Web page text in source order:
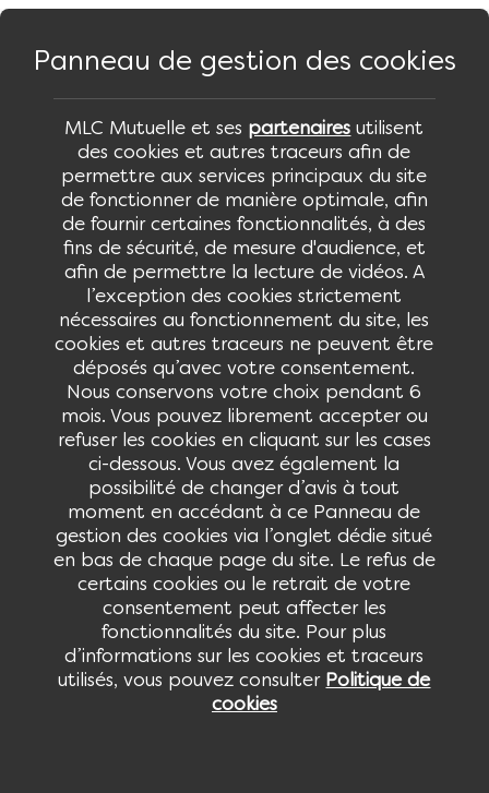
au
contenu
principal
MLC Mutuelle
les agences
Les agencesde votre MLC Mutuelle
Des agences, chaque jour au plus proche de vous,
pour mieux vous accompagner.
> Recherchez l’agence la plus proche
de vous !
Panneau de gestion des cookies
Panneau de gestion des cookies
MLC Mutuelle et ses partenaires utilisent
des cookies et autres traceurs afin de
permettre aux services principaux du site
de fonctionner de manière optimale, afin
de fournir certaines fonctionnalités, à des
fins de sécurité, de mesure d'audience, et
afin de permettre la lecture de vidéos. A
l’exception des cookies strictement
nécessaires au fonctionnement du site, les
cookies et autres traceurs ne peuvent être
déposés qu’avec votre consentement.
Nous conservons votre choix pendant 6
mois. Vous pouvez librement accepter ou
refuser les cookies en cliquant sur les cases
ci-dessous. Vous avez également la
possibilité de changer d’avis à tout
moment en accédant à ce Panneau de
gestion des cookies via l’onglet dédie situé
en bas de chaque page du site. Le refus de
certains cookies ou le retrait de votre
consentement peut affecter les
fonctionnalités du site. Pour plus
d’informations sur les cookies et traceurs
utilisés, vous pouvez consulter Politique de
cookies